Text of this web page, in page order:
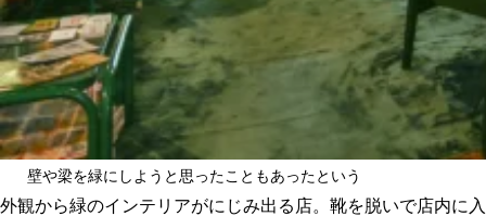
壁や梁を緑にしようと思ったこともあったという
外観から緑のインテリアがにじみ出る店。靴を脱いで店内に入